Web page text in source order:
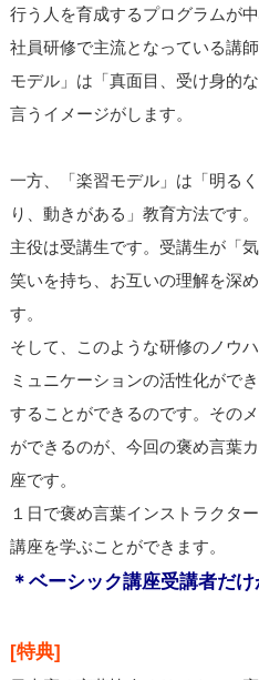
行う人を育成するプログラムが中
社員研修で主流となっている講
モデル」は「真面目、受け身的
言うイメージがします。
一方、「楽習モデル」は「明る
り、動きがある」教育方法です。
主役は受講生です。受講生が「
笑いを持ち、お互いの理解を深
す。
そして、このような研修のノウ
ミュニケーションの活性化がで
することができるのです。その
ができるのが、今回の褒め言葉
座です。
１日で褒め言葉インストラクタ
講座を学ぶことができます。
＊ベーシック講座受講者だ
[特典]